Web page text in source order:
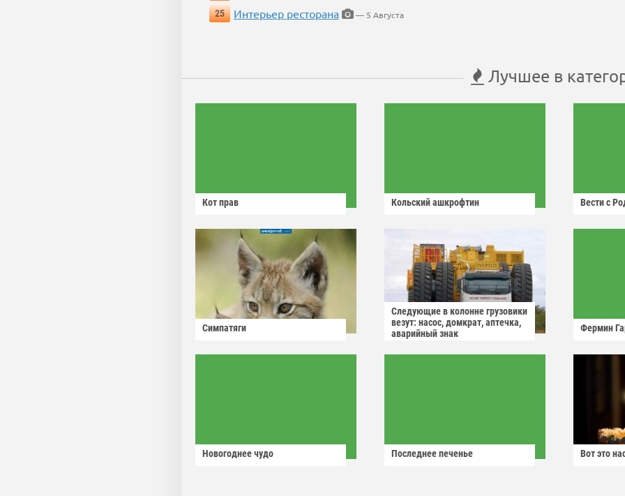
25
Интерьер ресторана — 5 Августа
Лучшее в
Кот прав Кольский ашкрофтин Вести с
Симпатяги
Следующие в колонне грузовики
везут: насос, домкрат, аптечка,
аварийный знак
Фермин
Новогоднее чудо Последнее печенье Вот это